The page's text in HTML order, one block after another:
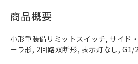
商品概要
小形重装備リミットスイッチ, サイド
ーラ形, 2回路双断形, 表示灯なし, G1/